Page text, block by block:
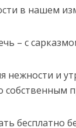
в нашем
– с
нежности и
собственным
бесплатно